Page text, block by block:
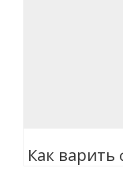
Как варить